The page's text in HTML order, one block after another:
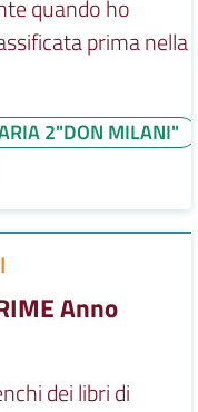
quando ho
prima nella
2"DON MILANI"
Anno
dei libri di